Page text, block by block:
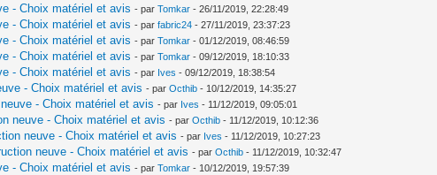
- Choix matériel et avis - parTomkar - 26/11/2019, 22:28:49
- Choix matériel et avis - parfabric24 - 27/11/2019, 23:37:23
- Choix matériel et avis - parTomkar - 01/12/2019, 08:46:59
- Choix matériel et avis - parTomkar - 09/12/2019, 18:10:33
- Choix matériel et avis - par Ives - 09/12/2019, 18:38:54
- Choix matériel et avis - parOcthib - 10/12/2019, 14:35:27
- Choix matériel et avis - par Ives - 11/12/2019, 09:05:01
neuve - Choix matériel et avis - parOcthib - 11/12/2019, 10:12:36
neuve - Choix matériel et avis - par Ives - 11/12/2019, 10:27:23
neuve - Choix matériel et avis - parOcthib - 11/12/2019, 10:32:47
- Choix matériel et avis - parTomkar - 10/12/2019, 19:57:39